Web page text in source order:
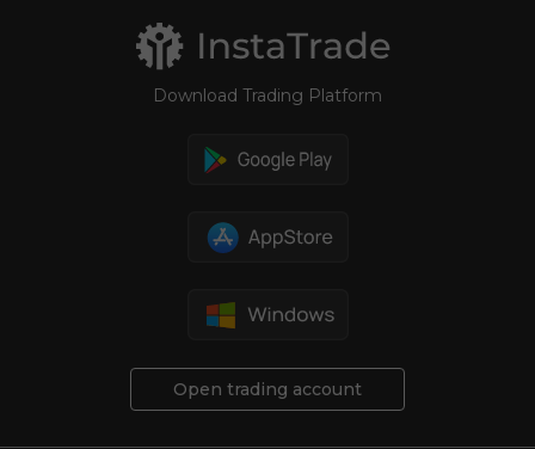
Download Trading Platform
Open trading account